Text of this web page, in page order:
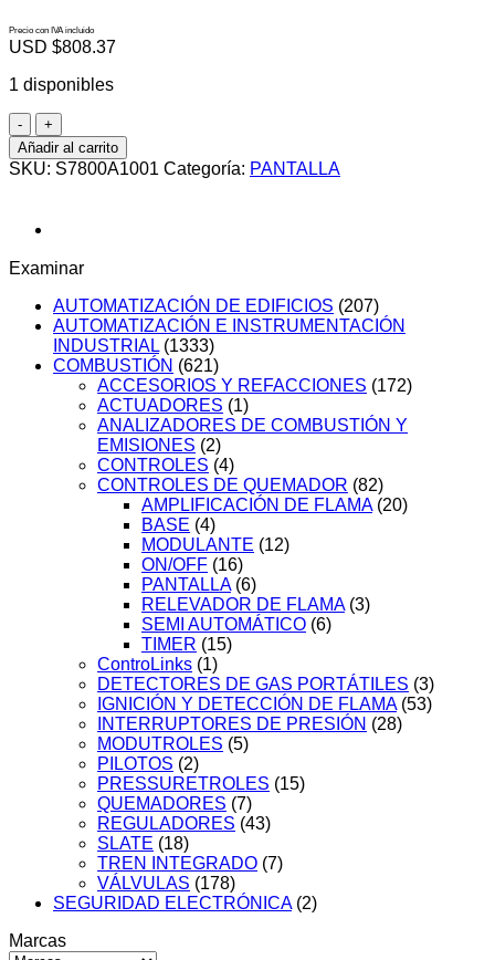
Precio con IVA incluido
USD $808.37
1 disponibles
S7800A1001
cantidad
Añadir al carrito
SKU: S7800A1001 Categoría: PANTALLA
Examinar
AUTOMATIZACIÓN DE EDIFICIOS (207)
AUTOMATIZACIÓN E INSTRUMENTACIÓN
INDUSTRIAL (1333)
COMBUSTIÓN (621)
ACCESORIOS Y REFACCIONES (172)
ACTUADORES (1)
ANALIZADORES DE COMBUSTIÓN Y
EMISIONES (2)
CONTROLES (4)
CONTROLES DE QUEMADOR (82)
AMPLIFICACIÓN DE FLAMA (20)
BASE (4)
MODULANTE (12)
ON/OFF (16)
PANTALLA (6)
RELEVADOR DE FLAMA (3)
SEMI AUTOMÁTICO (6)
TIMER (15)
ControLinks (1)
DETECTORES DE GAS PORTÁTILES (3)
IGNICIÓN Y DETECCIÓN DE FLAMA (53)
INTERRUPTORES DE PRESIÓN (28)
MODUTROLES (5)
PILOTOS (2)
PRESSURETROLES (15)
QUEMADORES (7)
REGULADORES (43)
SLATE (18)
TREN INTEGRADO (7)
VÁLVULAS (178)
SEGURIDAD ELECTRÓNICA (2)
Marcas